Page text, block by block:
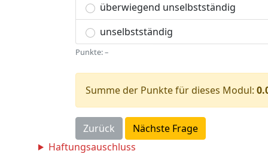
überwiegend unselbstständig
unselbstständig
Punkte:–
Summe der Punkte für dieses Modul:
Zurück
Nächste Frage
Haftungsauschluss